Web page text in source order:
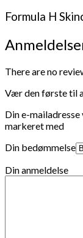
Formula H
There are no
Vær den første til
Din e-
markeret med
Din bedømmelse
Din anmeldelse